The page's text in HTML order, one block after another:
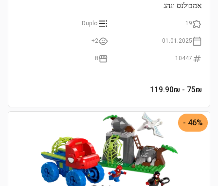
אמבולנס ונהג
19
Duplo
01.01.2025
2+
10447
8
75₪
- 119.90₪
46% -